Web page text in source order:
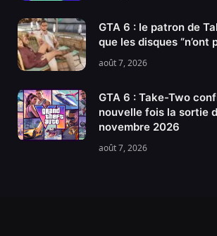
GTA 6 : le patron de
que les disques “n’ont
août 7, 2026
GTA 6 : Take-Two
nouvelle fois la sortie
novembre 2026
août 7, 2026